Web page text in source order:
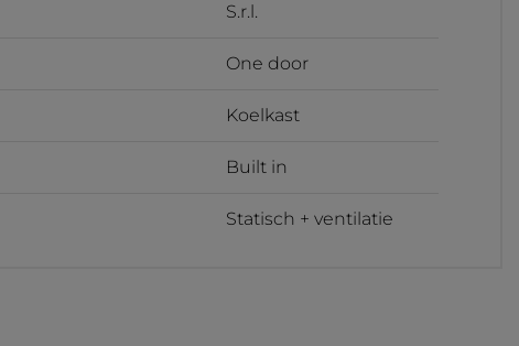
S.r.l.
One door
Koelkast
Built in
Statisch + ventilatie